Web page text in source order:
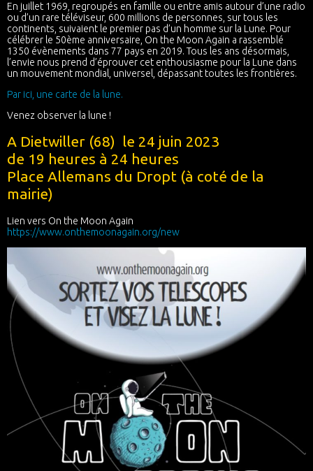
En juillet 1969, regroupés en famille ou entre amis autour d’une radio
ou d’un rare téléviseur, 600 millions de personnes, sur tous les
continents, suivaient le premier pas d’un homme sur la Lune. Pour
célébrer le 50ème anniversaire, On the Moon Again a rassemblé
1350 évènements dans 77 pays en 2019. Tous les ans désormais,
l’envie nous prend d’éprouver cet enthousiasme pour la Lune dans
un mouvement mondial, universel, dépassant toutes les frontières.
Par ici, une carte de la lune.
Venez observer la lune !
A Dietwiller (68) le 24 juin 2023
de 19 heures à 24 heures
Place Allemans du Dropt (à coté de la
mairie)
Lien vers On the Moon Again
https://www.onthemoonagain.org/new